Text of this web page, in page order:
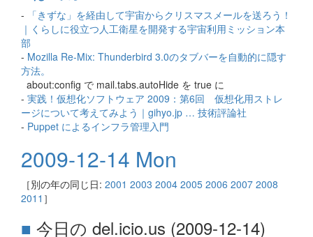
-
「きずな」を経由して宇宙からクリスマスメールを送ろう！
｜くらしに役立つ人工衛星を開発する宇宙利用ミッション本
部
- Mozilla Re-Mix: Thunderbird 3.0のタブバーを自動的に隠す
方法。
about:config で mail.tabs.autoHide を true に
- 実践！仮想化ソフトウェア 2009：第6回 仮想化用ストレ
ージについて考えてみよう｜gihyo.jp … 技術評論社
- Puppet によるインフラ管理入門
2009-12-14 Mon
［別の年の同じ日: 2001 2003 2004 2005 2006 2007 2008
2011 ］
■ 今日の del.icio.us (2009-12-14)